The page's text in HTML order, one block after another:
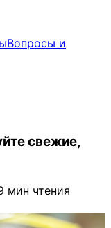
Вопросы и
свежие,
мин чтения